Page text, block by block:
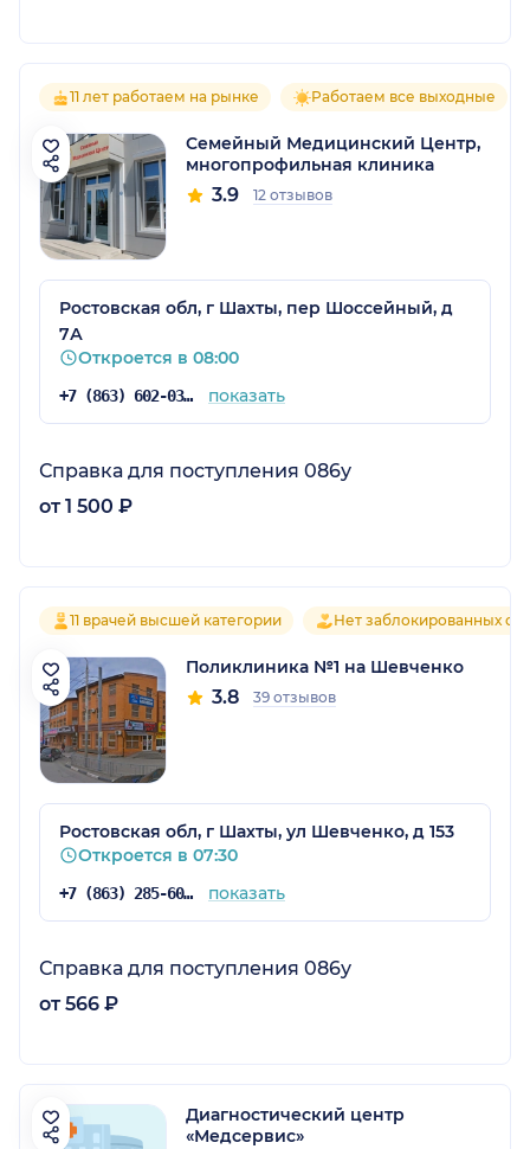
11 лет работаем на рынке Работаем все выходные
Семейный Медицинский Центр,
многопрофильная клиника
3.9 12 отзывов
Ростовская обл, г Шахты, пер Шоссейный, д
7А
Откроется в 08:00
+7 (863) 602-03-62 показать
Справка для поступления 086у
от 1 500 ₽
11 врачей высшей категории Нет заблокированных
Поликлиника №1 на Шевченко
3.8 39 отзывов
Ростовская обл, г Шахты, ул Шевченко, д 153
Откроется в 07:30
+7 (863) 285-60-66 показать
Справка для поступления 086у
от 566 ₽
Диагностический центр
«Медсервис»